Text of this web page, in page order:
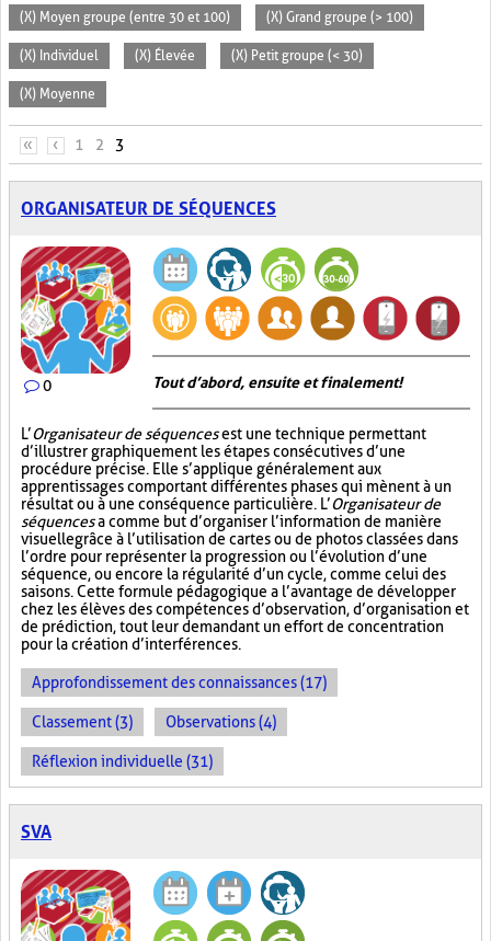
(X) Moyen groupe (entre 30 et 100) (X) Grand groupe (> 100)
(X) Individuel (X) Élevée (X) Petit groupe (< 30)
(X) Moyenne
PAGES
« ‹ 1 2 3
ORGANISATEUR DE SÉQUENCES
0 Tout d’abord, ensuite et finalement!
L’Organisateur de séquencesest une technique permettant
d’illustrer graphiquement les étapes consécutives d’une
procédure précise. Elle s’applique généralement aux
apprentissages comportant différentes phases qui mènent à un
résultat ou à une conséquence particulière. L’Organisateur de
séquencesa comme but d’organiser l’information de manière
visuellegrâce à l’utilisation de cartes ou de photos classées dans
l’ordre pour représenter la progression ou l’évolution d’une
séquence, ou encore la régularité d’un cycle, comme celui des
saisons. Cette formule pédagogique a l’avantage de développer
chez les élèves des compétences d’observation, d’organisation et
de prédiction, tout leur demandant un effort de concentration
pour la création d’interférences.
Approfondissement des connaissances (17)
Classement (3) Observations (4)
Réflexion individuelle (31)
SVA